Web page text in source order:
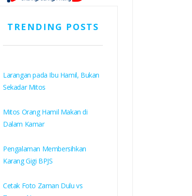
TRENDING POSTS
Larangan pada Ibu Hamil, Bukan
Sekadar Mitos
Mitos Orang Hamil Makan di
Dalam Kamar
Pengalaman Membersihkan
Karang Gigi BPJS
Cetak Foto Zaman Dulu vs